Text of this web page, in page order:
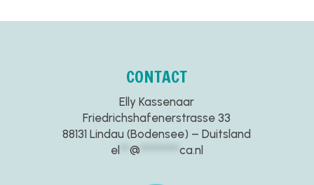
CONTACT
Elly Kassenaar
Friedrichshafenerstrasse 33
88131 Lindau (Bodensee) – Duitsland
el
@ ca.nl